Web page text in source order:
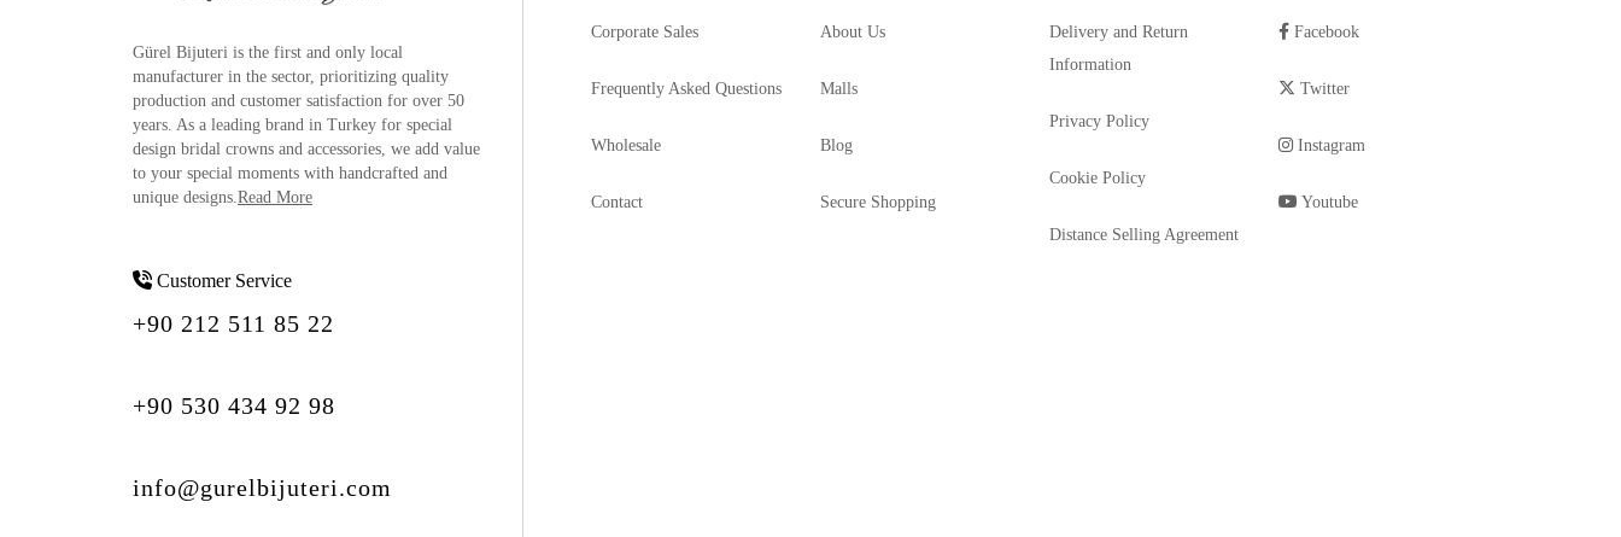
Gürel Bijuteri is the first and only local
manufacturer in the sector, prioritizing quality
production and customer satisfaction for over 50
years. As a leading brand in Turkey for special
design bridal crowns and accessories, we add value
to your special moments with handcrafted and
unique designs.Read More
Customer Service
+90 212 511 85 22
+90 530 434 92 98
info@gurelbijuteri.com
Corporate Sales
Frequently Asked Questions
Wholesale
Contact
About Us
Malls
Blog
Secure Shopping
Delivery and Return
Information
Privacy Policy
Cookie Policy
Distance Selling Agreement
Facebook
Twitter
Instagram
Youtube